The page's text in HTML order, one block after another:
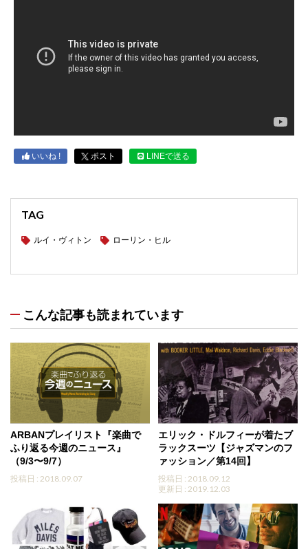
いいね ! ポスト LINEで送る
TAG
ルイ・ヴィトン ローリン・ヒル
こんな記事も読まれています
ARBANプレイリスト『楽曲で
ふり返る今週のニュース』
（9/3〜9/7）
投稿日 : 2018.09.07
エリック・ドルフィーが着たブ
ラックスーツ【ジャズマンのフ
ァッション／第14回】
投稿日 : 2018.09.12
更新日 : 2019.12.03